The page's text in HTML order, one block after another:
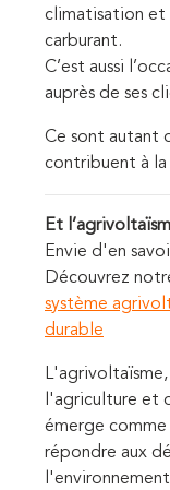
climatisation et
carburant.
C’est aussi
auprès de ses
Ce sont autant
contribuent à
Et
Envie d'en
Découvrez
système
durable
l'agriculture et
émerge
répondre aux